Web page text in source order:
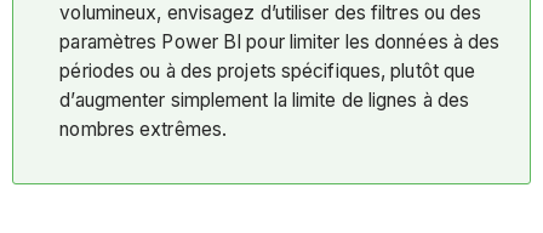
volumineux, envisagez d’utiliser des filtres ou des
paramètres Power BI pour limiter les données à des
périodes ou à des projets spécifiques, plutôt que
d’augmenter simplement la limite de lignes à des
nombres extrêmes.